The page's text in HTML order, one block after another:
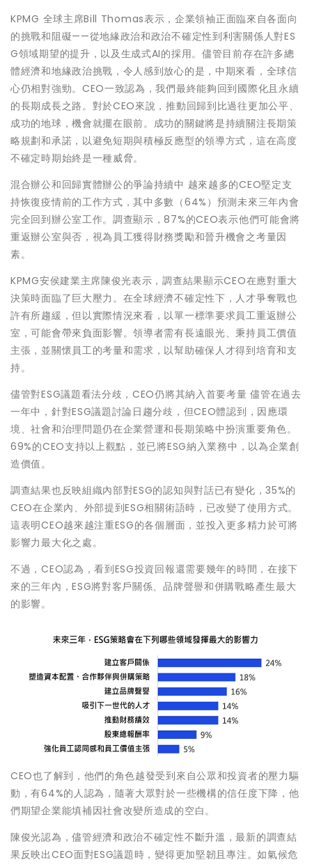
KPMG 全球主席Bill Thomas表示，企業領袖正面臨來自各面向
的挑戰和阻礙——從地緣政治和政治不確定性到利害關係人對ES
G領域期望的提升，以及生成式AI的採用。儘管目前存在許多總
體經濟和地緣政治挑戰，令人感到放心的是，中期來看，全球信
心仍相對強勁。CEO一致認為，我們最終能夠回到國際化且永續
的長期成長之路。對於CEO來說，推動回歸到比過往更加公平、
成功的地球，機會就擺在眼前。成功的關鍵將是持續關注長期策
略規劃和承諾，以避免短期與積極反應型的領導方式，這在高度
不確定時期始終是一種威脅。
混合辦公和回歸實體辦公的爭論持續中 越來越多的CEO堅定支
持恢復疫情前的工作方式，其中多數（64%）預測未來三年內會
完全回到辦公室工作。調查顯示，87%的CEO表示他們可能會將
重返辦公室與否，視為員工獲得財務獎勵和晉升機會之考量因
素。
KPMG安侯建業主席陳俊光表示，調查結果顯示CEO在應對重大
決策時面臨了巨大壓力。在全球經濟不確定性下，人才爭奪戰也
許有所趨緩，但以實際情況來看，以單一標準要求員工重返辦公
室，可能會帶來負面影響。領導者需有長遠眼光、秉持員工價值
主張，並關懷員工的考量和需求，以幫助確保人才得到培育和支
持。
儘管對ESG議題看法分歧，CEO仍將其納入首要考量 儘管在過去
一年中，針對ESG議題討論日趨分歧，但CEO體認到，因應環
境、社會和治理問題仍在企業營運和長期策略中扮演重要角色。
69%的CEO支持以上觀點，並已將ESG納入業務中，以為企業創
造價值。
調查結果也反映組織內部對ESG的認知與對話已有變化，35%的
CEO在企業內、外部提到ESG相關術語時，已改變了使用方式。
這表明CEO越來越注重ESG的各個層面，並投入更多精力於可將
影響力最大化之處。
不過，CEO認為，看到ESG投資回報還需要幾年的時間，在接下
來的三年內，ESG將對客戶關係、品牌聲譽和併購戰略產生最大
的影響。
CEO也了解到，他們的角色越發受到來自公眾和投資者的壓力驅
動，有64%的人認為，隨著大眾對於一些機構的信任度下降，他
們期望企業能填補因社會改變所造成的空白。
陳俊光認為，儘管經濟和政治不確定性不斷升溫，最新的調查結
果反映出CEO面對ESG議題時，變得更加堅韌且專注。如氣候危